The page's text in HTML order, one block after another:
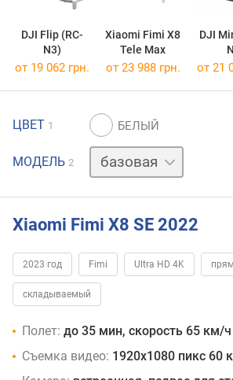
DJI Flip (RC-
N3)
Xiaomi Fimi X8
Tele Max
DJI
от 19 062 грн. от 23 988 грн. от 21
ЦВЕТ 1
МОДЕЛЬ 2
Combo
Xiaomi Fimi X8 SE 2022
2023 год Fimi Ultra HD 4K
складываемый
Полет: до 35 мин, скорость 65 км/ч
Съемка видео: 1920x1080 пикс 60